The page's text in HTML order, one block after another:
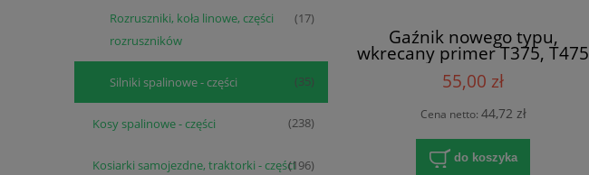
Rozruszniki, koła linowe, części
rozruszników
(17)
Silniki spalinowe - części (35)
Kosy spalinowe - części (238)
Kosiarki samojezdne, traktorki - części(196)
Gaźnik nowego typu,
wkrecany primer T375, T475
55,00 zł
Cena netto: 44,72 zł
do koszyka